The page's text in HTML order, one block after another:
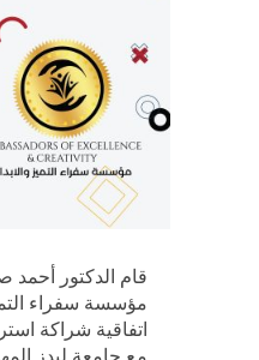
قام الدكتور
مؤسسة سفراء
اتفاقية شراكة